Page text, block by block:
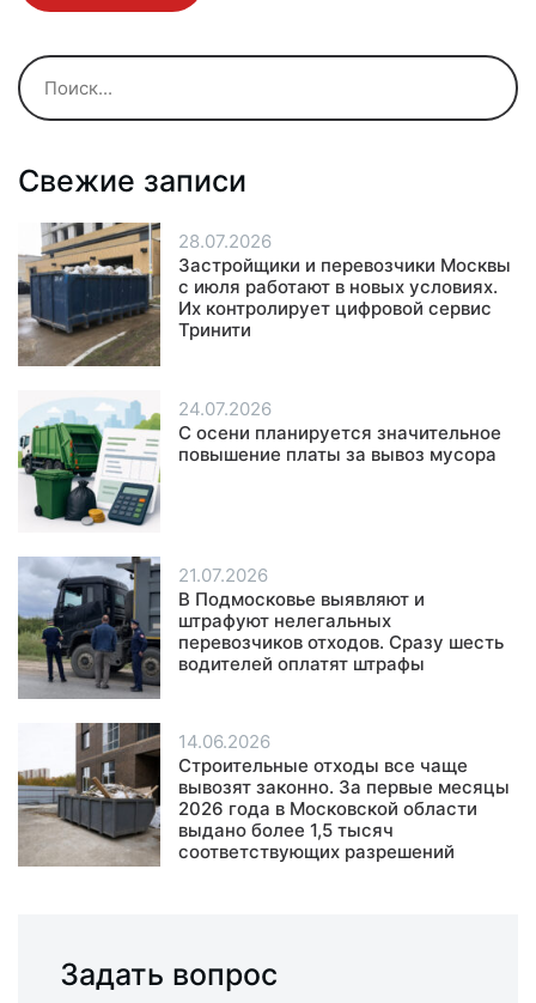
Свежие записи
28.07.2026
Застройщики и перевозчики Москвы
с июля работают в новых условиях.
Их контролирует цифровой сервис
Тринити
24.07.2026
С осени планируется значительное
повышение платы за вывоз мусора
21.07.2026
В Подмосковье выявляют и
штрафуют нелегальных
перевозчиков отходов. Сразу шесть
водителей оплатят штрафы
14.06.2026
Строительные отходы все чаще
вывозят законно. За первые месяцы
2026 года в Московской области
выдано более 1,5 тысяч
соответствующих разрешений
Задать вопрос